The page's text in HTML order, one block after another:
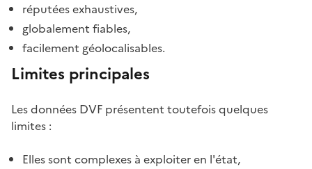
réputées exhaustives,
globalement fiables,
facilement géolocalisables.
Limites principales
Les données DVF présentent toutefois quelques
limites :
Elles sont complexes à exploiter en l'état,